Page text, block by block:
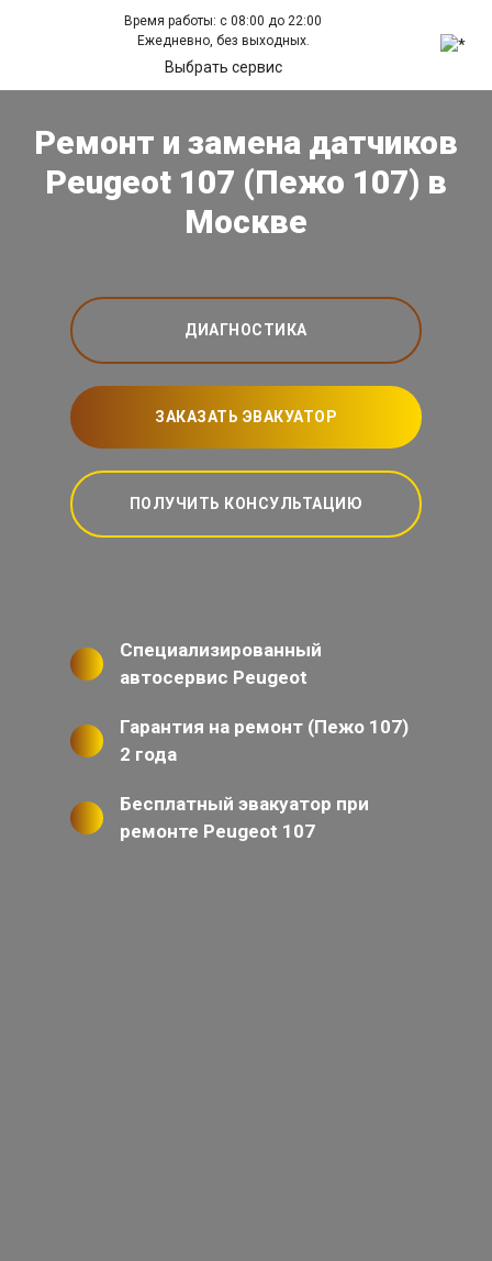
Время работы: с 08:00 до 22:00
Ежедневно, без выходных.
Выбрать сервис
Ремонт и замена датчиков
Peugeot 107 (Пежо 107) в
Москве
ДИАГНОСТИКА
ЗАКАЗАТЬ ЭВАКУАТОР
ПОЛУЧИТЬ КОНСУЛЬТАЦИЮ
Специализированный
автосервис Peugeot
Гарантия на ремонт (Пежо 107)
2 года
Бесплатный эвакуатор при
ремонте Peugeot 107